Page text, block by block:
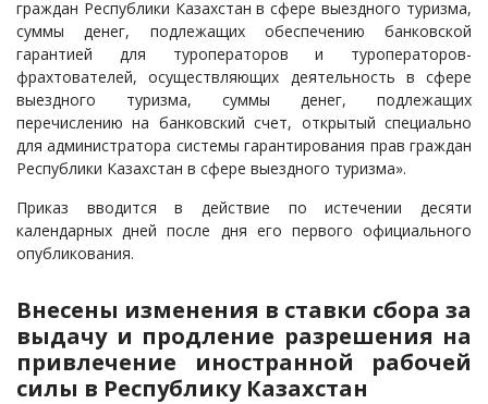
граждан Республики Казахстан в сфере выездного туризма,
суммы денег, подлежащих обеспечению банковской
гарантией для туроператоров и туроператоров-
фрахтователей, осуществляющих деятельность в сфере
выездного туризма, суммы денег, подлежащих
перечислению на банковский счет, открытый специально
для администратора системы гарантирования прав граждан
Республики Казахстан в сфере выездного туризма».
Приказ вводится в действие по истечении десяти
календарных дней после дня его первого официального
опубликования.
Внесены изменения в ставки сбора за
выдачу и продление разрешения на
привлечение иностранной рабочей
силы в Республику Казахстан